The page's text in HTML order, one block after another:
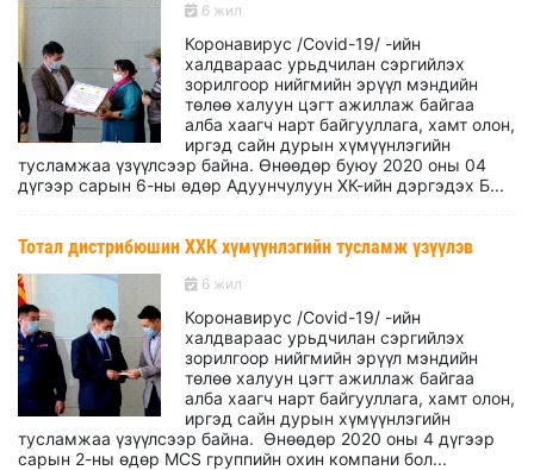
6 жил
Коронавирус /Covid-19/ -ийн
халдвараас урьдчилан сэргийлэх
зорилгоор нийгмийн эрүүл мэндийн
төлөө халуун цэгт ажиллаж байгаа
алба хаагч нарт байгууллага, хамт олон,
иргэд сайн дурын хүмүүнлэгийн
тусламжаа үзүүлсээр байна. Өнөөдөр буюу 2020 оны 04
дүгээр сарын 6-ны өдөр Адуунчулуун ХК-ийн дэргэдэх Б...
Тотал дистрибюшин ХХК хүмүүнлэгийн тусламж үзүүлэв
6 жил
Коронавирус /Covid-19/ -ийн
халдвараас урьдчилан сэргийлэх
зорилгоор нийгмийн эрүүл мэндийн
төлөө халуун цэгт ажиллаж байгаа
алба хаагч нарт байгууллага, хамт олон,
иргэд сайн дурын хүмүүнлэгийн
тусламжаа үзүүлсээр байна. Өнөөдөр 2020 оны 4 дүгээр
сарын 2-ны өдөр MCS группийн охин компани бол...